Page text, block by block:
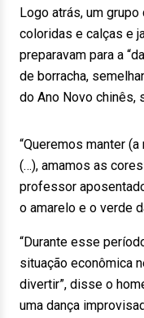
Logo atrás, um
coloridas e calças e
preparavam para a
de borracha,
do Ano Novo chinês,
“Queremos manter
(…), amamos as
professor
o amarelo e o verde
“Durante esse
situação econômica
divertir”, disse o
uma dança